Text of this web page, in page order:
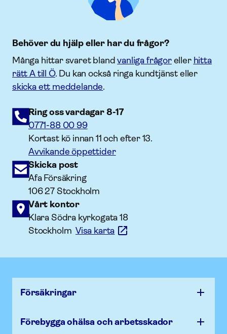
Behöver du hjälp eller har du frågor?
Många hittar svaret blandvanliga frågoreller hitta
rätt A till Ö. Du kan också ringa kundtjänst eller
skicka ett meddelande.
Ring oss vardagar 8-17
0771-88 00 99
Kortast kö innan 11 och efter 13.
Avvikande öppettider
Skicka post
Afa Försäkring
106 27 Stockholm
Vårt kontor
Klara Södra kyrkogata 18
StockholmVisa karta
Försäk­ringar
Förebygga ohälsa och arbets­skador